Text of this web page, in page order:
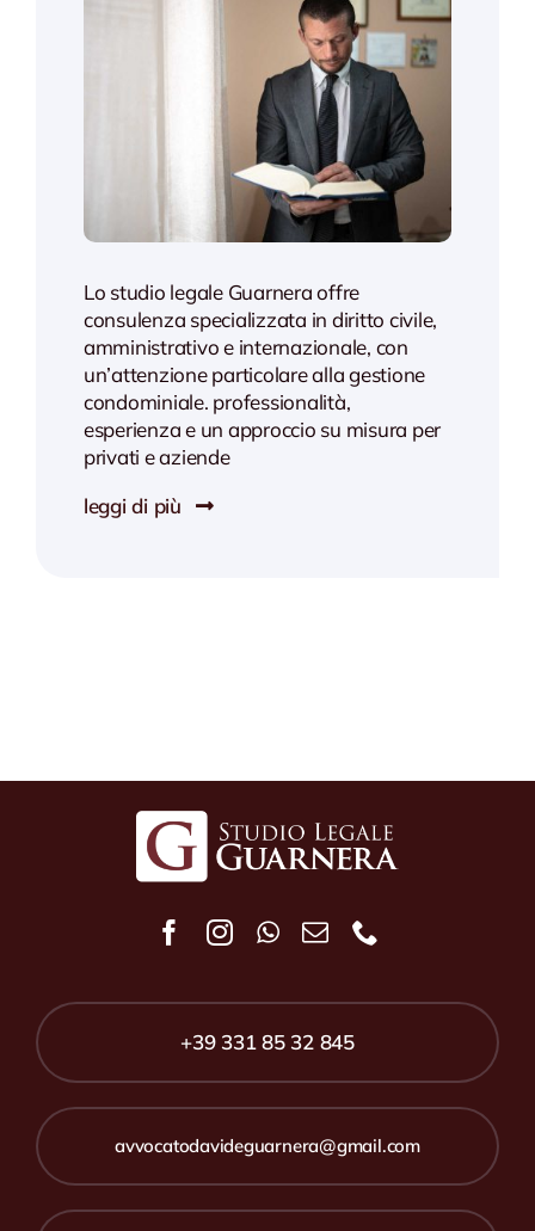
Lo studio legale Guarnera offre
consulenza specializzata in diritto civile,
amministrativo e internazionale, con
un’attenzione particolare alla gestione
condominiale. professionalità,
esperienza e un approccio su misura per
privati e aziende
leggi di più
+39 331 85 32 845
avvocatodavideguarnera@gmail.com